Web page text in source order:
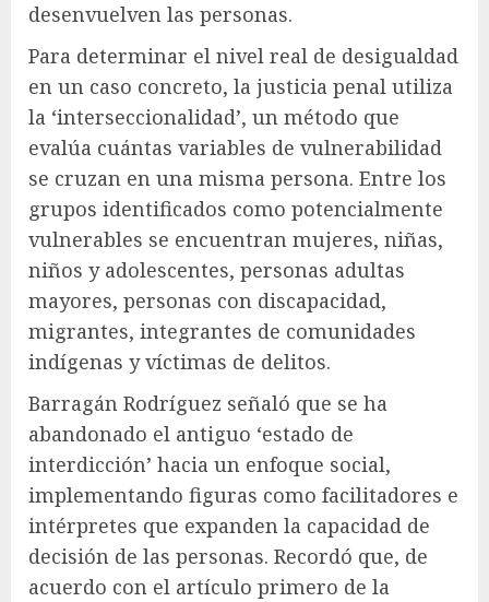
desenvuelven las personas.
Para determinar el nivel real de desigualdad
en un caso concreto, la justicia penal utiliza
la ‘interseccionalidad’, un método que
evalúa cuántas variables de vulnerabilidad
se cruzan en una misma persona. Entre los
grupos identificados como potencialmente
vulnerables se encuentran mujeres, niñas,
niños y adolescentes, personas adultas
mayores, personas con discapacidad,
migrantes, integrantes de comunidades
indígenas y víctimas de delitos.
Barragán Rodríguez señaló que se ha
abandonado el antiguo ‘estado de
interdicción’ hacia un enfoque social,
implementando figuras como facilitadores e
intérpretes que expanden la capacidad de
decisión de las personas. Recordó que, de
acuerdo con el artículo primero de la